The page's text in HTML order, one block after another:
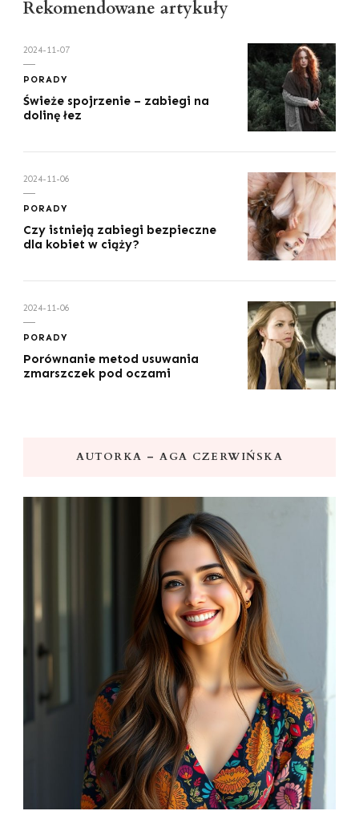
Rekomendowane artykuły
2024-11-07
PORADY
Świeże spojrzenie – zabiegi na
dolinę łez
2024-11-06
PORADY
Czy istnieją zabiegi bezpieczne
dla kobiet w ciąży?
2024-11-06
PORADY
Porównanie metod usuwania
zmarszczek pod oczami
AUTORKA – AGA CZERWIŃSKA